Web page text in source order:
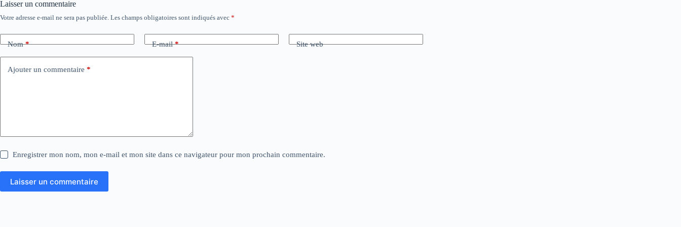
Laisser un commentaire
Votre adresse e-mail ne sera pas publiée. Les champs obligatoires sont indiqués avec *
Nom* E-mail* Site web
Ajouter un commentaire *
Enregistrer mon nom, mon e-mail et mon site dans ce navigateur pour mon prochain commentaire.
Laisser un commentaire